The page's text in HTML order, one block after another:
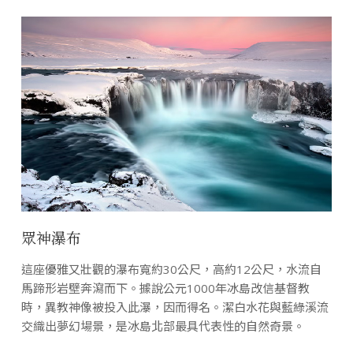
眾神瀑布
這座優雅又壯觀的瀑布寬約30公尺，高約12公尺，水流自
馬蹄形岩壁奔瀉而下。據說公元1000年冰島改信基督教
時，異教神像被投入此瀑，因而得名。潔白水花與藍綠溪流
交織出夢幻場景，是冰島北部最具代表性的自然奇景。